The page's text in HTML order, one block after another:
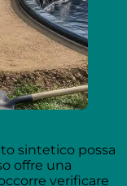
sintetico possa
offre una
verificare